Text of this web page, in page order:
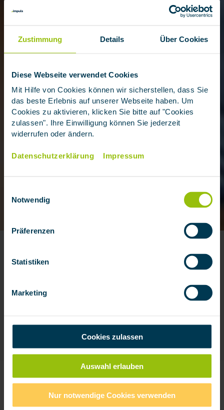
Zustimmung Details Über Cookies
Diese Webseite verwendet Cookies
Mit Hilfe von Cookies können wir sicherstellen, dass Sie
das beste Erlebnis auf unserer Webseite haben. Um
Cookies zu aktivieren, klicken Sie bitte auf "Cookies
zulassen". Ihre Einwilligung können Sie jederzeit
widerrufen oder ändern.
Datenschutzerklärung Impressum
Notwendig
Präferenzen
Statistiken
Marketing
Cookies zulassen
Auswahl erlauben
Nur notwendige Cookies verwenden
Krebs-Scan
CT/MRT bei Verdacht auf eine Krebserkrankung